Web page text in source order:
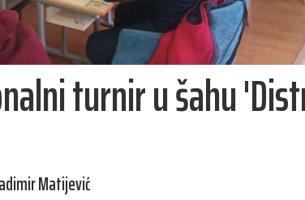
turnir u šahu
Matijević